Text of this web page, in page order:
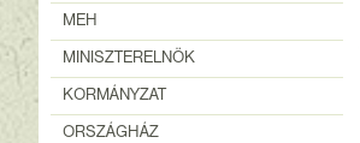
MEH
MINISZTERELNÖK
KORMÁNYZAT
ORSZÁGHÁZ